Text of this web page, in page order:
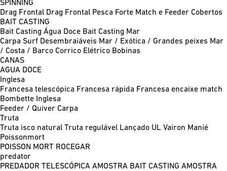
SPINNING
Drag Frontal Drag Frontal Pesca Forte Match e Feeder Cobertos
BAIT CASTING
Bait Casting Água Doce Bait Casting Mar
Carpa Surf Desembraiáveis Mar / Exótica / Grandes peixes Mar
/ Costa / Barco Corrico Elétrico Bobinas
CANAS
AGUA DOCE
Inglesa
Francesa telescópica Francesa rápida Francesa encaixe match
Bombette Inglesa
Feeder / Quiver Carpa
Truta
Truta isco natural Truta regulável Lançado UL Vairon Manié
Poissonmort
POISSON MORT ROCEGAR
predator
PREDADOR TELESCÓPICA AMOSTRA BAIT CASTING AMOSTRA